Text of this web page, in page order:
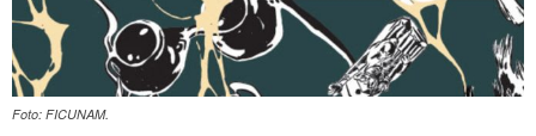
Foto: FICUNAM.